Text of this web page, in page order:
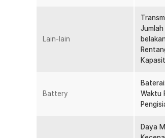
Lain-lain
Battery
Waktu
Daya